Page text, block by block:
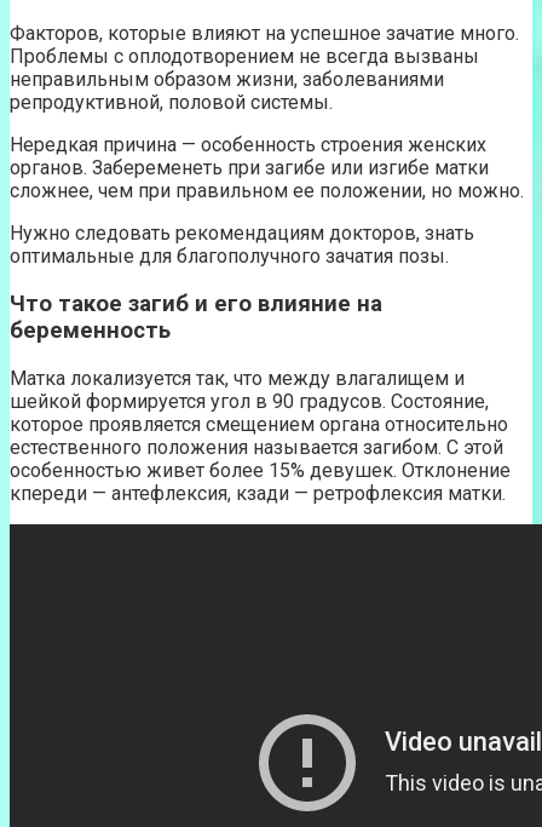
Факторов, которые влияют на успешное зачатие много.
Проблемы с оплодотворением не всегда вызваны
неправильным образом жизни, заболеваниями
репродуктивной, половой системы.
Нередкая причина — особенность строения женских
органов. Забеременеть при загибе или изгибе матки
сложнее, чем при правильном ее положении, но можно.
Нужно следовать рекомендациям докторов, знать
оптимальные для благополучного зачатия позы.
Что такое загиб и его влияние на
беременность
Матка локализуется так, что между влагалищем и
шейкой формируется угол в 90 градусов. Состояние,
которое проявляется смещением органа относительно
естественного положения называется загибом. С этой
особенностью живет более 15% девушек. Отклонение
кпереди — антефлексия, кзади — ретрофлексия матки.